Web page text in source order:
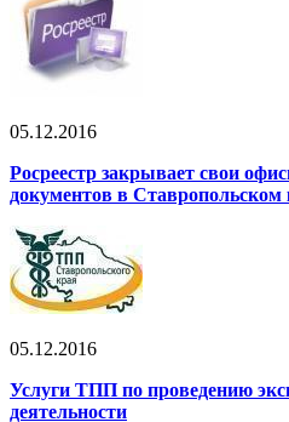
05.12.2016
Росреестр закрывает свои
документов в Ставропольском
05.12.2016
Услуги ТПП по проведению
деятельности